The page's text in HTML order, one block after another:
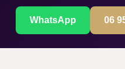
WhatsApp 06